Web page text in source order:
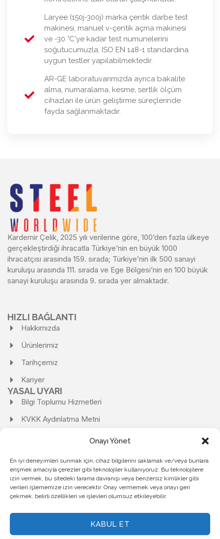
Onayı Yönet
En iyi deneyimleri sunmak için, cihaz bilgilerini saklamak ve/veya bunlara
erişmek amacıyla çerezler gibi teknolojiler kullanıyoruz. Bu teknolojilere
izin vermek, bu sitedeki tarama davranışı veya benzersiz kimlikler gibi
verileri işlememize izin verecektir. Onay vermemek veya onayı geri
çekmek, belirli özellikleri ve işlevleri olumsuz etkileyebilir.
KABUL ET
Laryee (150j-300j) marka çentik darbe test
makinesi, manuel v-çentik açma makinesi
ve -30 °C'ye kadar test numunelerini
soğutucumuzla, ISO EN 148-1 standardına
uygun testler yapılabilmektedir.
AR-GE laboratuvarımızda ayrıca bakalite
alma, numaralama, kesme, sertlik ölçüm
cihazları ile ürün geliştirme süreçlerinde
fayda sağlanmaktadır.
Kardemir Çelik, 2025 yılı verilerine göre, 100’den fazla ülkeye
gerçekleştirdiği ihracatla Türkiye’nin en büyük 1000
ihracatçısı arasında 159. sırada; Türkiye’nin ilk 500 sanayi
kuruluşu arasında 111. sırada ve Ege Bölgesi’nin en 100 büyük
sanayi kuruluşu arasında 9. sırada yer almaktadır.
HIZLI BAĞLANTI
Hakkımızda
Ürünlerimiz
Tarihçemiz
Kariyer
YASAL UYARI
Bilgi Toplumu Hizmetleri
KVKK Aydınlatma Metni
KVKK Başvuru Formu
Kişisel Verileri Saklama ve İmha Politikası
Çerez Politikası
KARDEMİR ÇELİK SANAYİ A.Ş.